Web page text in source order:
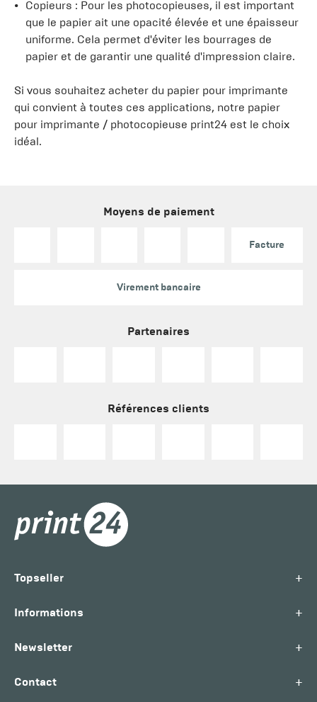
Copieurs : Pour les photocopieuses, il est important
que le papier ait une opacité élevée et une épaisseur
uniforme. Cela permet d'éviter les bourrages de
papier et de garantir une qualité d'impression claire.
Si vous souhaitez acheter du papier pour imprimante
qui convient à toutes ces applications, notre papier
pour imprimante / photocopieuse print24 est le choix
idéal.
Moyens de paiement
Facture
Virement bancaire
Partenaires
Références clients
Topseller +
Informations +
Newsletter +
Contact +